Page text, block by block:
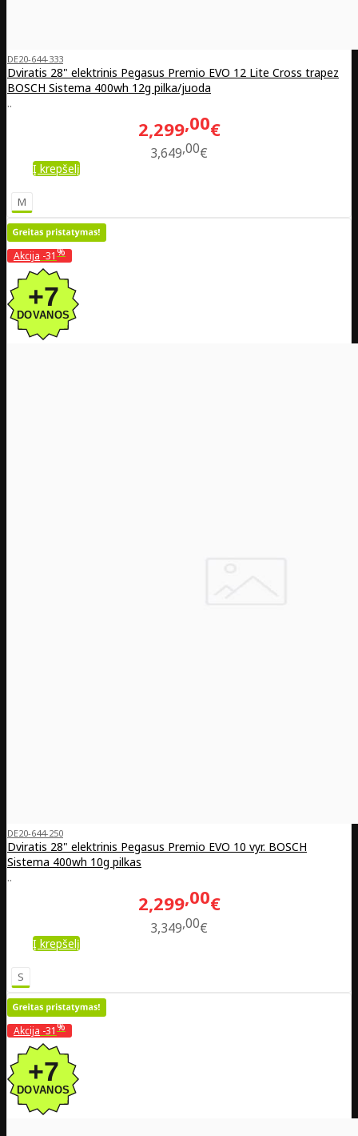
DE20-644-333
Dviratis 28" elektrinis Pegasus Premio EVO 12 Lite Cross trapez
BOSCH Sistema 400wh 12g pilka/juoda
..
2,299 00€
3,649 00€
Į krepšelį
M
Akcija -31%
DE20-644-250
Dviratis 28" elektrinis Pegasus Premio EVO 10 vyr. BOSCH
Sistema 400wh 10g pilkas
..
2,299 00€
3,349 00€
Į krepšelį
S
Akcija -31%